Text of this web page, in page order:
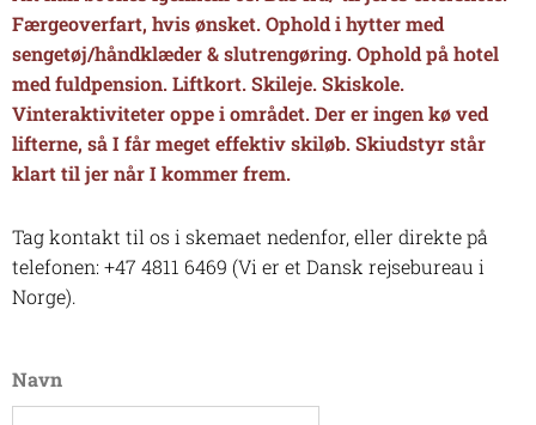
Færgeoverfart, hvis ønsket. Ophold i hytter med
sengetøj/håndklæder & slutrengøring. Ophold på hotel
med fuldpension. Liftkort. Skileje. Skiskole.
Vinteraktiviteter oppe i området. Der er ingen kø ved
lifterne, så I får meget effektiv skiløb. Skiudstyr står
klart til jer når I kommer frem.
Tag kontakt til os i skemaet nedenfor, eller direkte på
telefonen: +47 4811 6469 (Vi er et Dansk rejsebureau i
Norge).
Navn